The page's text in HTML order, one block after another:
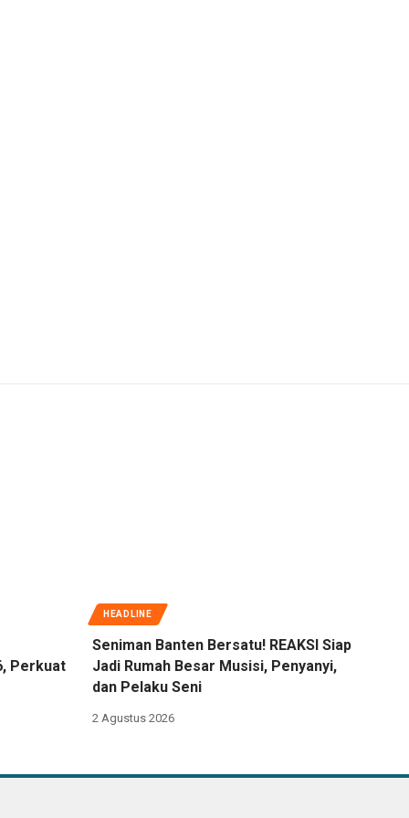
Perkuat
HEADLINE
Seniman Banten Bersatu! REAKSI Siap
Jadi Rumah Besar Musisi, Penyanyi,
dan Pelaku Seni
2 Agustus 2026